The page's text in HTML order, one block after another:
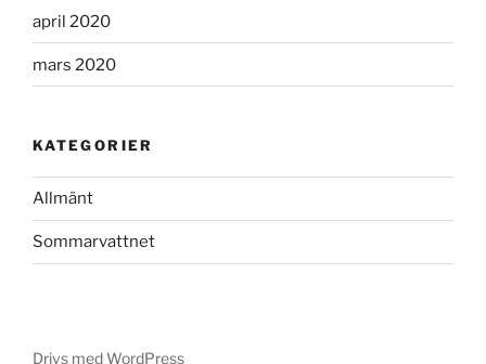
april 2020
mars 2020
KATEGORIER
Allmänt
Sommarvattnet
Drivs med WordPress